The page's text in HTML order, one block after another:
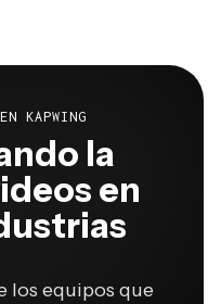
KAPWING
la
en
los equipos que